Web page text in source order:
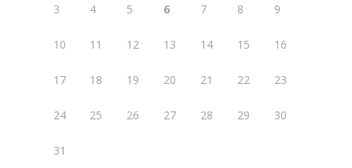
3 4 5 6 7 8 9
10 11 12 13 14 15 16
17 18 19 20 21 22 23
24 25 26 27 28 29 30
31